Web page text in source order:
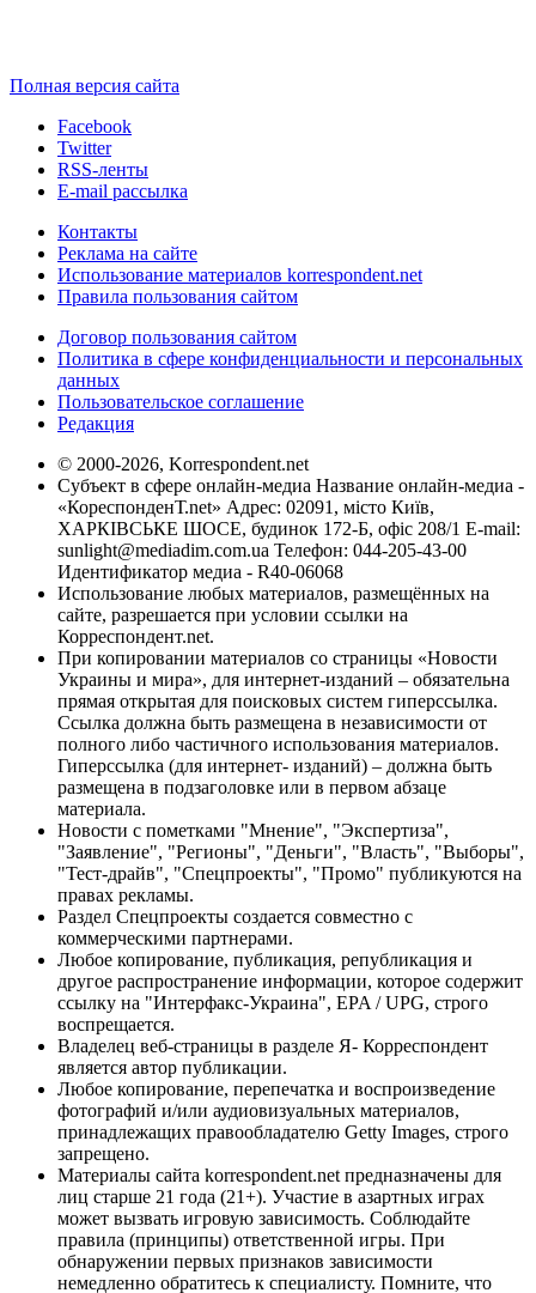
Полная версия сайта
Facebook
Twitter
RSS-ленты
E-mail рассылка
Контакты
Реклама на сайте
Использование материалов korrespondent.net
Правила пользования сайтом
Договор пользования сайтом
Политика в сфере конфиденциальности и персональных
данных
Пользовательское соглашение
Редакция
© 2000-2026, Korrespondent.net
Субъект в сфере онлайн-медиа Название онлайн-медиа -
«КореспонденТ.net» Адрес: 02091, місто Київ,
ХАРКІВСЬКЕ ШОСЕ, будинок 172-Б, офіс 208/1 E-mail:
sunlight@mediadim.com.ua Телефон: 044-205-43-00
Идентификатор медиа - R40-06068
Использование любых материалов, размещённых на
сайте, разрешается при условии ссылки на
Корреспондент.net.
При копировании материалов со страницы «Новости
Украины и мира», для интернет-изданий – обязательна
прямая открытая для поисковых систем гиперссылка.
Ссылка должна быть размещена в независимости от
полного либо частичного использования материалов.
Гиперссылка (для интернет- изданий) – должна быть
размещена в подзаголовке или в первом абзаце
материала.
Новости с пометками "Мнение", "Экспертиза",
"Заявление", "Регионы", "Деньги", "Власть", "Выборы",
"Тест-драйв", "Спецпроекты", "Промо" публикуются на
правах рекламы.
Раздел Спецпроекты создается совместно с
коммерческими партнерами.
Любое копирование, публикация, републикация и
другое распространение информации, которое содержит
ссылку на "Интерфакс-Украина", EPA / UPG, строго
воспрещается.
Владелец веб-страницы в разделе Я- Корреспондент
является автор публикации.
Любое копирование, перепечатка и воспроизведение
фотографий и/или аудиовизуальных материалов,
принадлежащих правообладателю Getty Images, строго
запрещено.
Материалы сайта korrespondent.net предназначены для
лиц старше 21 года (21+). Участие в азартных играх
может вызвать игровую зависимость. Соблюдайте
правила (принципы) ответственной игры. При
обнаружении первых признаков зависимости
немедленно обратитесь к специалисту. Помните, что